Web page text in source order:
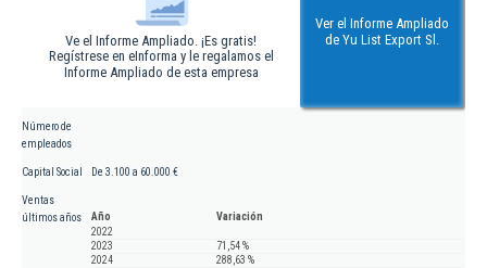
Ve el Informe Ampliado. ¡Es gratis!
Regístrese en eInforma y le regalamos el
Informe Ampliado de esta empresa
Ver el Informe Ampliado
de Yu List Export Sl.
Número de
empleados
Capital Social De 3.100 a 60.000 €
Ventas
últimos años
Año
Variación
2022
2023
71,54 %
2024
288,63 %